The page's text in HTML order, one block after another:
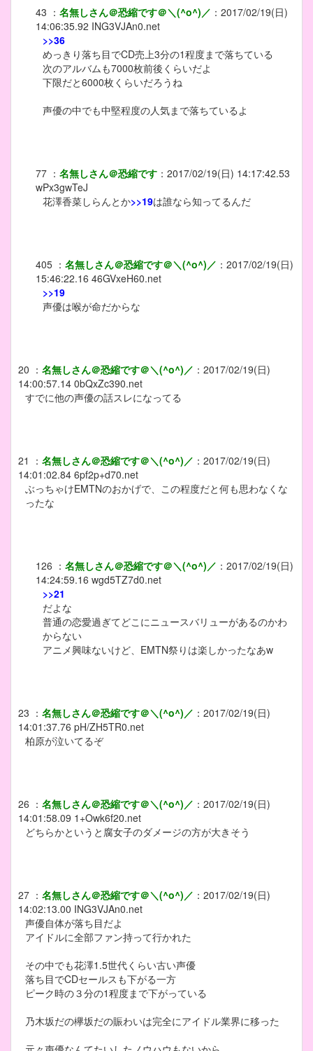
43 ： 名無しさん＠恐縮です＠＼(^o^)／ ： 2017/02/19(日)
14:06:35.92 ING3VJAn0.net
>>36
めっきり落ち目でCD売上3分の1程度まで落ちている
次のアルバムも7000枚前後くらいだよ
下限だと6000枚くらいだろうね
声優の中でも中堅程度の人気まで落ちているよ
77 ： 名無しさん＠恐縮です ： 2017/02/19(日) 14:17:42.53
wPx3gwTeJ
花澤香菜しらんとか>>19は誰なら知ってるんだ
405 ： 名無しさん＠恐縮です＠＼(^o^)／ ： 2017/02/19(日)
15:46:22.16 46GVxeH60.net
>>19
声優は喉が命だからな
20 ： 名無しさん＠恐縮です＠＼(^o^)／ ： 2017/02/19(日)
14:00:57.14 0bQxZc390.net
すでに他の声優の話スレになってる
21 ： 名無しさん＠恐縮です＠＼(^o^)／ ： 2017/02/19(日)
14:01:02.84 6pf2p+d70.net
ぶっちゃけEMTNのおかげで、この程度だと何も思わなくな
ったな
126 ： 名無しさん＠恐縮です＠＼(^o^)／ ： 2017/02/19(日)
14:24:59.16 wgd5TZ7d0.net
>>21
だよな
普通の恋愛過ぎてどこにニュースバリューがあるのかわ
からない
アニメ興味ないけど、EMTN祭りは楽しかったなあw
23 ： 名無しさん＠恐縮です＠＼(^o^)／ ： 2017/02/19(日)
14:01:37.76 pH/ZH5TR0.net
柏原が泣いてるぞ
26 ： 名無しさん＠恐縮です＠＼(^o^)／ ： 2017/02/19(日)
14:01:58.09 1+Owk6f20.net
どちらかというと腐女子のダメージの方が大きそう
27 ： 名無しさん＠恐縮です＠＼(^o^)／ ： 2017/02/19(日)
14:02:13.00 ING3VJAn0.net
声優自体が落ち目だよ
アイドルに全部ファン持って行かれた
その中でも花澤1.5世代くらい古い声優
落ち目でCDセールスも下がる一方
ピーク時の３分の1程度まで下がっている
乃木坂だの欅坂だの賑わいは完全にアイドル業界に移った